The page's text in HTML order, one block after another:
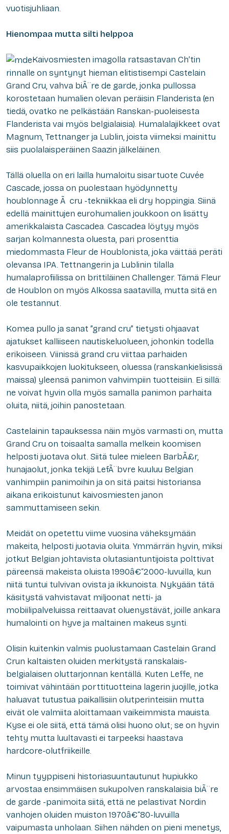
vuotisjuhliaan.
Hienompaa mutta silti helppoa
Kaivosmiesten imagolla ratsastavan Ch’tin
rinnalle on syntynyt hieman elitistisempi Castelain
Grand Cru, vahva biÃ¨re de garde, jonka pullossa
korostetaan humalien olevan peräisin Flanderista (en
tiedä, ovatko ne pelkästään Ranskan-puoleisesta
Flanderista vai myös belgialaisia). Humalalajikkeet ovat
Magnum, Tettnanger ja Lublin, joista viimeksi mainittu
siis puolalaisperäinen Saazin jälkeläinen.
Tällä oluella on eri lailla humaloitu sisartuote Cuvée
Cascade, jossa on puolestaan hyödynnetty
houblonnage Ã cru -tekniikkaa eli dry hoppingia. Siinä
edellä mainittujen eurohumalien joukkoon on lisätty
amerikkalaista Cascadea. Cascadea löytyy myös
sarjan kolmannesta oluesta, pari prosenttia
miedommasta Fleur de Houblonista, joka väittää peräti
olevansa IPA. Tettnangerin ja Lublinin tilalla
humalaprofiilissa on brittiläinen Challenger. Tämä Fleur
de Houblon on myös Alkossa saatavilla, mutta sitä en
ole testannut.
Komea pullo ja sanat ”grand cru” tietysti ohjaavat
ajatukset kalliiseen nautiskeluolueen, johonkin todella
erikoiseen. Viinissä grand cru viittaa parhaiden
kasvupaikkojen luokitukseen, oluessa (ranskankielisissä
maissa) yleensä panimon vahvimpiin tuotteisiin. Ei sillä:
ne voivat hyvin olla myös samalla panimon parhaita
oluita, niitä, joihin panostetaan.
Castelainin tapauksessa näin myös varmasti on, mutta
Grand Cru on toisaalta samalla melkein koomisen
helposti juotava olut. Siitä tulee mieleen BarbÃ£r,
hunajaolut, jonka tekijä LefÃ¨bvre kuuluu Belgian
vanhimpiin panimoihin ja on sitä paitsi historiansa
aikana erikoistunut kaivosmiesten janon
sammuttamiseen sekin.
Meidät on opetettu viime vuosina väheksymään
makeita, helposti juotavia oluita. Ymmärrän hyvin, miksi
jotkut Belgian johtavista olutasiantuntijoista polttivat
päreensä makeista oluista 1990â€“2000-luvuilla, kun
niitä tuntui tulvivan ovista ja ikkunoista. Nykyään tätä
käsitystä vahvistavat miljoonat netti- ja
mobiilipalveluissa reittaavat oluenystävät, joille ankara
humalointi on hyve ja maltainen makeus synti.
Olisin kuitenkin valmis puolustamaan Castelain Grand
Crun kaltaisten oluiden merkitystä ranskalais-
belgialaisen oluttarjonnan kentällä. Kuten Leffe, ne
toimivat vähintään porttituotteina lagerin juojille, jotka
haluavat tutustua paikallisiin olutperinteisiin mutta
eivät ole valmiita aloittamaan vaikeimmista mauista.
Kyse ei ole siitä, että tämä olisi huono olut; se on hyvin
tehty mutta luultavasti ei tarpeeksi haastava
hardcore-olutfriikeille.
Minun tyyppiseni historiasuuntautunut hupiukko
arvostaa ensimmäisen sukupolven ranskalaisia biÃ¨re
de garde -panimoita siitä, että ne pelastivat Nordin
vanhojen oluiden muiston 1970â€“80-luvuilla
vaipumasta unholaan. Siihen nähden on pieni menetys,